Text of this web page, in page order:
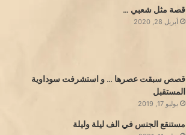
قصة مثل شعبي …
أبريل 28, 2020
قصص سبقت عصرها … و استشرفت سوداوية
المستقبل
يوليو 17, 2019
مستنقع الجنس في الف ليلة وليلة